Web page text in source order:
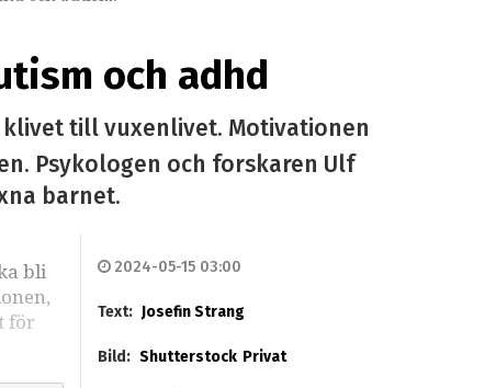
och adhd
till vuxenlivet. Motivationen
Psykologen och forskaren Ulf
barnet.
bli
för
2024-05-15 03:00
Text: Josefin Strang
Bild: Shutterstock Privat